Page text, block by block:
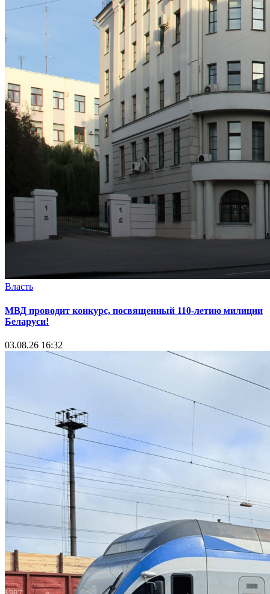
Власть
МВД проводит конкурс, посвященный 110-летию милиции
Беларуси!
03.08.26 16:32